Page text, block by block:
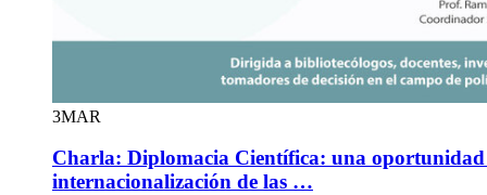
3MAR
Charla: Diplomacia Científica: una
internacionalización de las …